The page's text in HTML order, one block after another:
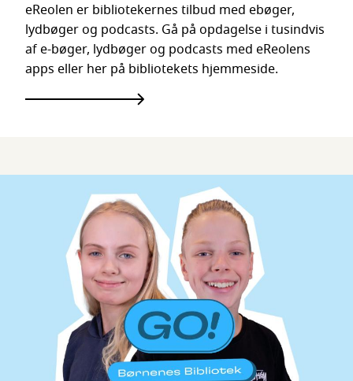
eReolen er bibliotekernes tilbud med ebøger,
lydbøger og podcasts. Gå på opdagelse i tusindvis
af e-bøger, lydbøger og podcasts med eReolens
apps eller her på bibliotekets hjemmeside.